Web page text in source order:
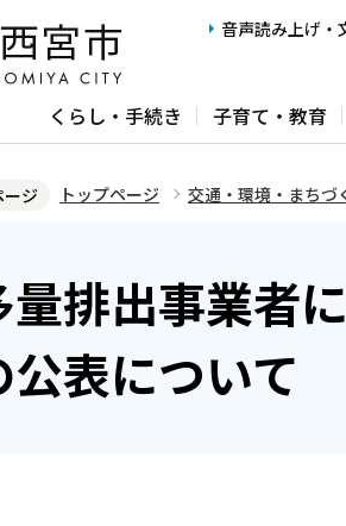
音声読み上げ・
くらし・手続き 子育て・教育
ージ トップページ 交通・環境・まちづ
量排出事業者
公表について